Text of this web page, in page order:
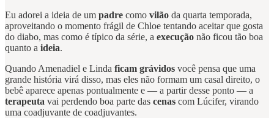
Eu adorei a ideia de um padre como vilão da quarta temporada,
aproveitando o momento frágil de Chloe tentando aceitar que gosta
do diabo, mas como é típico da série, a execução não ficou tão boa
quanto a ideia.
Quando Amenadiel e Linda ficam grávidos você pensa que uma
grande história virá disso, mas eles não formam um casal direito, o
bebê aparece apenas pontualmente e — a partir desse ponto — a
terapeuta vai perdendo boa parte das cenas com Lúcifer, virando
uma coadjuvante de coadjuvantes.